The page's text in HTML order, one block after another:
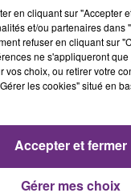
DE WOINIC
sera un grand
en cliquant sur "Accepter
et/ou partenaires dans
refuser en cliquant sur
ne s'appliqueront
vos choix, ou retirer votre
les cookies" situé en
Gérer mes choix
Accepter et fermer